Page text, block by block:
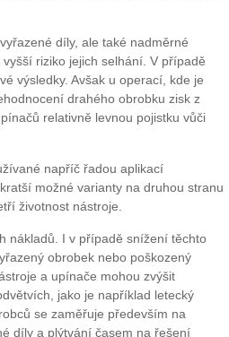
díly, ale také nadměrné
riziko jejich selhání. V případě
výsledky. Avšak u operací, kde je
drahého obrobku zisk z
relativně levnou pojistku vůči
napříč řadou aplikací
možné varianty na druhou stranu
životnost nástroje.
nákladů. I v případě snížení těchto
obrobek nebo poškozený
a upínače mohou zvýšit
jako je například letecký
se zaměřuje především na
díly a plýtvání časem na řešení